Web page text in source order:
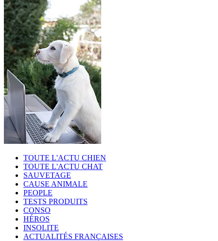
TOUTE L'ACTU CHIEN
TOUTE L'ACTU CHAT
SAUVETAGE
CAUSE ANIMALE
PEOPLE
TESTS PRODUITS
CONSO
HÉROS
INSOLITE
ACTUALITÉS FRANÇAISES